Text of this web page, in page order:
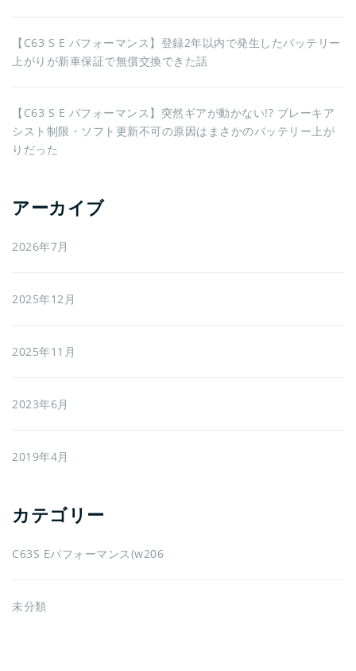
【C63 S E パフォーマンス】登録2年以内で発生したバッテリー
上がりが新車保証で無償交換できた話
【C63 S E パフォーマンス】突然ギアが動かない!? ブレーキア
シスト制限・ソフト更新不可の原因はまさかのバッテリー上が
りだった
アーカイブ
2026年7月
2025年12月
2025年11月
2023年6月
2019年4月
カテゴリー
C63S Eパフォーマンス(w206
未分類